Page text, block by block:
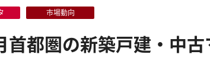
市場動向
首都圏の新築戸建・中